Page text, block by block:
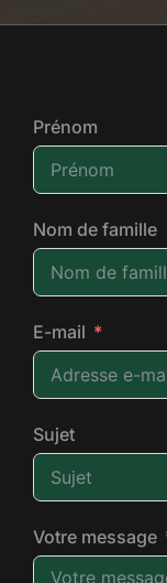
Prénom
Nom de famille
E-mail
Sujet
Votre message